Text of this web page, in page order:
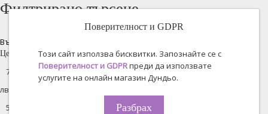
Филтрирано търсене
Възстановяване на всички
Цена
лв. -
Поверителност и GDPR
Този сайт използва бисквитки. Запознайте се с
Поверителност и GDPRпреди да използвате
услугите на онлайн магазин Дундьо.
Разбрах